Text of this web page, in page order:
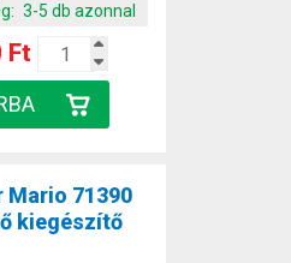
3-5 db azonnal
Ft
Mario 71390
kiegészítő